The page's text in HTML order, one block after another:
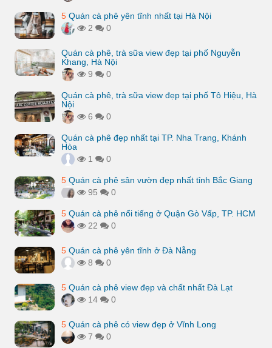
5 Quán cà phê yên tĩnh nhất tại Hà Nội
2
0
Quán cà phê, trà sữa view đẹp tại phố Nguyễn
Khang, Hà Nội
9
0
Quán cà phê, trà sữa view đẹp tại phố Tô Hiệu, Hà
Nội
6
0
Quán cà phê đẹp nhất tại TP. Nha Trang, Khánh
Hòa
1
0
5 Quán cà phê sân vườn đẹp nhất tỉnh Bắc Giang
95
0
5 Quán cà phê nổi tiếng ở Quận Gò Vấp, TP. HCM
22
0
5 Quán cà phê yên tĩnh ở Đà Nẵng
8
0
5 Quán cà phê view đẹp và chất nhất Đà Lạt
14
0
5 Quán cà phê có view đẹp ở Vĩnh Long
7
0